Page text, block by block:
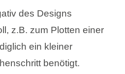
des Designs
z.B. zum Plotten einer
ein kleiner
benötigt.